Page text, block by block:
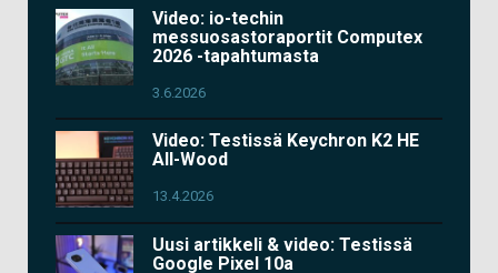
Video: io-techin
messuosastoraportit Computex
2026 -tapahtumasta
3.6.2026
Video: Testissä Keychron K2 HE
All-Wood
13.4.2026
Uusi artikkeli & video: Testissä
Google Pixel 10a